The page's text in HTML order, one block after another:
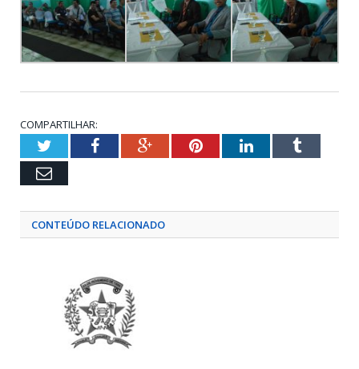
COMPARTILHAR:
TwitterFacebookGoogle+PinterestLinkedInTumblr
Email
CONTEÚDO RELACIONADO